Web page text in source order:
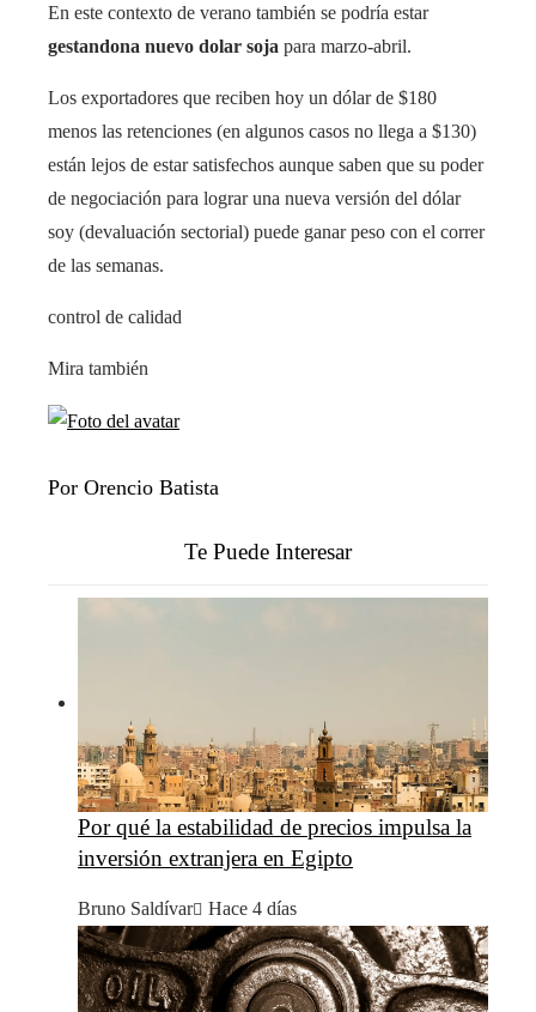
En este contexto de verano también se podría estar
gestandona nuevo dolar soja para marzo-abril.
Los exportadores que reciben hoy un dólar de $180
menos las retenciones (en algunos casos no llega a $130)
están lejos de estar satisfechos aunque saben que su poder
de negociación para lograr una nueva versión del dólar
soy (devaluación sectorial) puede ganar peso con el correr
de las semanas.
control de calidad
Mira también
Por Orencio Batista
Te Puede Interesar
Por qué la estabilidad de precios impulsa la
inversión extranjera en Egipto
Bruno Saldívar Hace 4 días